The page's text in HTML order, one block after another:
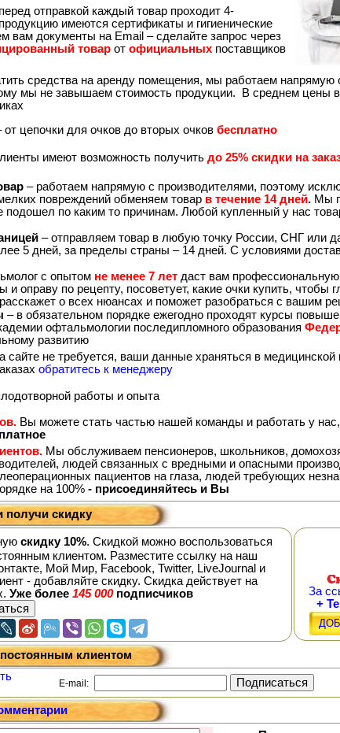
отправкой каждый товар проходит 4-
имеются сертификаты и гигиенические
вам документы на Email – сделайте запрос через
товар от официальных поставщиков
средства на аренду помещения, мы работаем напрямую
мы не завышаем стоимость продукции. В среднем цены
цепочки для очков до вторых очков бесплатно
имеют возможность получить до 25% скидки на
– работаем напрямую с производителями, поэтому
повреждений обменяем товар в течение 14 дней. Мы
подошел по каким то причинам. Любой купленный у нас
– отправляем товар в любую точку России, СНГ или
5 дней, за пределы страны – 14 дней. С условиями
с опытом не менее 7 лет даст вам
оправу по рецепту, посоветует, какие очки купить, чтобы
о всех нюансах и поможет разобраться с вашим
– в обязательном порядке ежегодно проходят курсы
офтальмологии последипломного образования
развитию
сайте не требуется, ваши данные храняться в медицинской
обратитесь к менеджеру
работы и опыта
Вы можете стать частью нашей команды и работать у
Мы обслуживаем пенсионеров, школьников,
людей связанных с вредными и опасными
пациентов на глаза, людей требующих
на 100% - присоединяйтесь и Вы
получи скидку
скидку 10%. Скидкой можно воспользоваться
клиентом. Разместите ссылку на наш
Мой Мир, Facebook, Twitter, LiveJournal и
- добавляйте скидку. Скидка действует на
Уже более 145 000подписчиков
За
+
постоянным клиентом
E-mail: